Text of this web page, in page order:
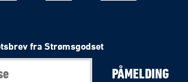
fra Strømsgodset
PÅMELDING